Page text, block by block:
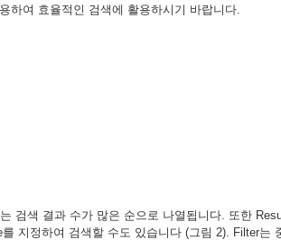
하여 효율적인 검색에 활용하시기 바랍니다.
검색 결과 수가 많은 순으로 나열됩니다. 또한
지정하여 검색할 수도 있습니다 (그림 2). Filter